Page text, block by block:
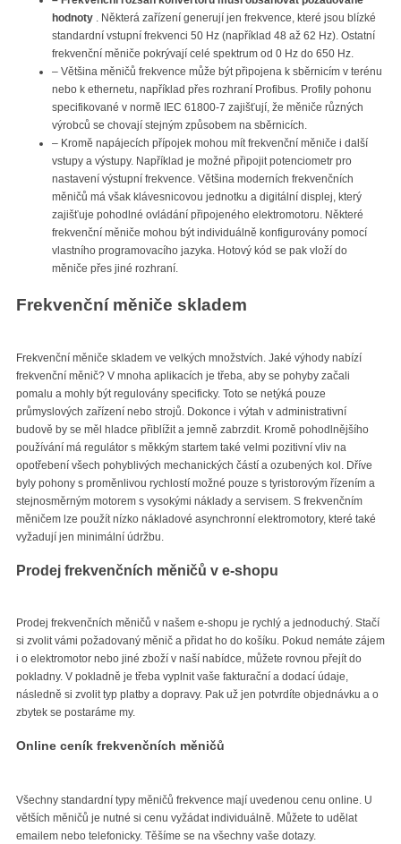
hodnoty
. Některá zařízení generují jen frekvence, které jsou blízké
standardní vstupní frekvenci 50 Hz (například 48 až 62 Hz). Ostatní
frekvenční měniče pokrývají celé spektrum od 0 Hz do 650 Hz.
– Většina měničů frekvence může být připojena k sběrnicím v terénu
nebo k ethernetu, například přes rozhraní Profibus. Profily pohonu
specifikované v normě IEC 61800-7 zajišťují, že měniče různých
výrobců se chovají stejným způsobem na sběrnicích.
– Kromě napájecích přípojek mohou mít frekvenční měniče i další
vstupy a výstupy. Například je možné připojit potenciometr pro
nastavení výstupní frekvence. Většina moderních frekvenčních
měničů má však klávesnicovou jednotku a digitální displej, který
zajišťuje pohodlné ovládání připojeného elektromotoru. Některé
frekvenční měniče mohou být individuálně konfigurovány pomocí
vlastního programovacího jazyka. Hotový kód se pak vloží do
měniče přes jiné rozhraní.
Frekvenční měniče skladem
Frekvenční měniče skladem ve velkých množstvích. Jaké výhody nabízí
frekvenční měnič? V mnoha aplikacích je třeba, aby se pohyby začali
pomalu a mohly být regulovány specificky. Toto se netýká pouze
průmyslových zařízení nebo strojů. Dokonce i výtah v administrativní
budově by se měl hladce přiblížit a jemně zabrzdit. Kromě pohodlnějšího
používání má regulátor s měkkým startem také velmi pozitivní vliv na
opotřebení všech pohyblivých mechanických částí a ozubených kol. Dříve
byly pohony s proměnlivou rychlostí možné pouze s tyristorovým řízením a
stejnosměrným motorem s vysokými náklady a servisem. S frekvenčním
měničem lze použít nízko nákladové asynchronní elektromotory, které také
vyžadují jen minimální údržbu.
Prodej frekvenčních měničů v e-shopu
Prodej frekvenčních měničů v našem e-shopu je rychlý a jednoduchý. Stačí
si zvolit vámi požadovaný měnič a přidat ho do košíku. Pokud nemáte zájem
i o elektromotor nebo jiné zboží v naší nabídce, můžete rovnou přejít do
pokladny. V pokladně je třeba vyplnit vaše fakturační a dodací údaje,
následně si zvolit typ platby a dopravy. Pak už jen potvrdíte objednávku a o
zbytek se postaráme my.
Online ceník frekvenčních měničů
Všechny standardní typy měničů frekvence mají uvedenou cenu online. U
větších měničů je nutné si cenu vyžádat individuálně. Můžete to udělat
emailem nebo telefonicky. Těšíme se na všechny vaše dotazy.